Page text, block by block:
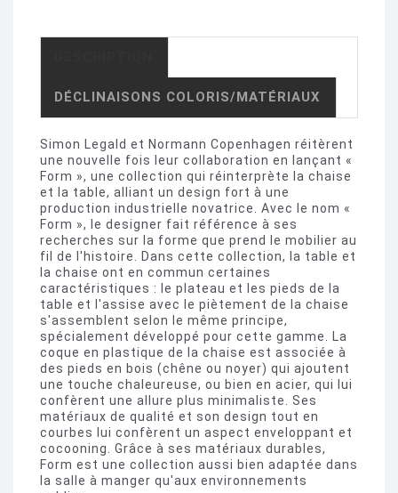
DÉCLINAISONS COLORIS/MATÉRIAUX
Simon Legald et Normann Copenhagen réitèrent
une nouvelle fois leur collaboration en lançant «
Form », une collection qui réinterprète la chaise
et la table, alliant un design fort à une
production industrielle novatrice. Avec le nom «
Form », le designer fait référence à ses
recherches sur la forme que prend le mobilier au
fil de l'histoire. Dans cette collection, la table et
la chaise ont en commun certaines
caractéristiques : le plateau et les pieds de la
table et l'assise avec le piètement de la chaise
s'assemblent selon le même principe,
spécialement développé pour cette gamme. La
coque en plastique de la chaise est associée à
des pieds en bois (chêne ou noyer) qui ajoutent
une touche chaleureuse, ou bien en acier, qui lui
confèrent une allure plus minimaliste. Ses
matériaux de qualité et son design tout en
courbes lui confèrent un aspect enveloppant et
cocooning. Grâce à ses matériaux durables,
Form est une collection aussi bien adaptée dans
la salle à manger qu'aux environnements